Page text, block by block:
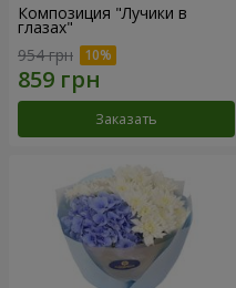
Композиция "Лучики в
глазах"
954 грн
Заказать